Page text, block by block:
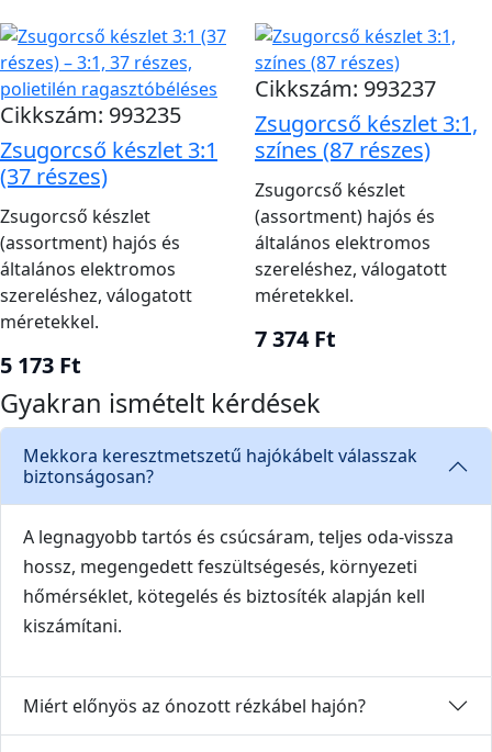
Cikkszám: 993235
Zsugorcső készlet 3:1
(37 részes)
Zsugorcső készlet
(assortment) hajós és
általános elektromos
szereléshez, válogatott
méretekkel.
5 173 Ft
Cikkszám: 993237
Zsugorcső készlet 3:1,
színes (87 részes)
Zsugorcső készlet
(assortment) hajós és
általános elektromos
szereléshez, válogatott
méretekkel.
7 374 Ft
Gyakran ismételt kérdések
Mekkora keresztmetszetű hajókábelt válasszak
biztonságosan?
A legnagyobb tartós és csúcsáram, teljes oda-vissza
hossz, megengedett feszültségesés, környezeti
hőmérséklet, kötegelés és biztosíték alapján kell
kiszámítani.
Miért előnyös az ónozott rézkábel hajón?